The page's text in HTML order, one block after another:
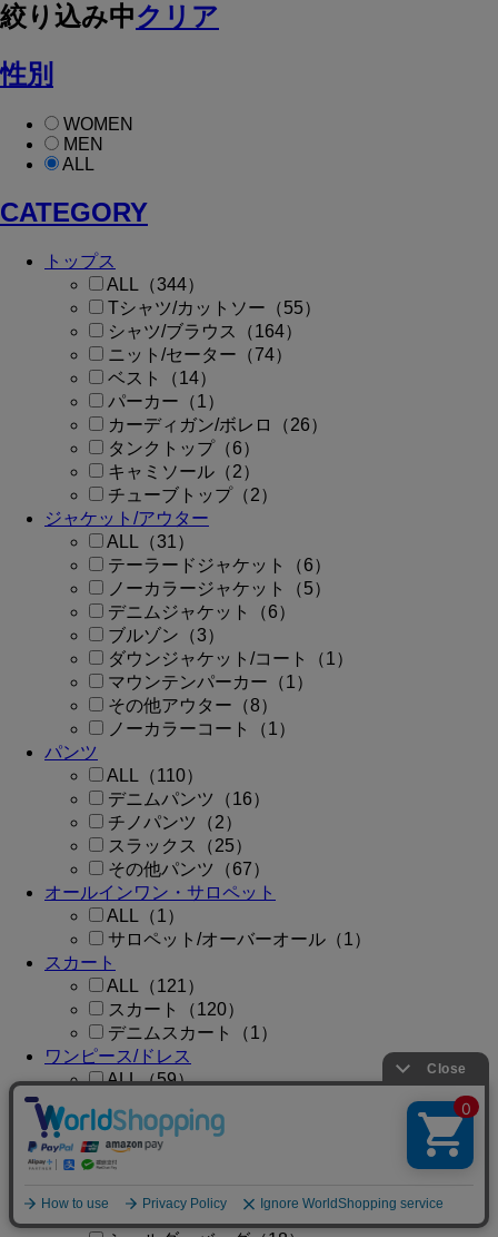
絞り込み中クリア
性別
WOMEN
MEN
ALL
CATEGORY
トップス
ALL（344）
Tシャツ/カットソー（55）
シャツ/ブラウス（164）
ニット/セーター（74）
ベスト（14）
パーカー（1）
カーディガン/ボレロ（26）
タンクトップ（6）
キャミソール（2）
チューブトップ（2）
ジャケット/アウター
ALL（31）
テーラードジャケット（6）
ノーカラージャケット（5）
デニムジャケット（6）
ブルゾン（3）
ダウンジャケット/コート（1）
マウンテンパーカー（1）
その他アウター（8）
ノーカラーコート（1）
パンツ
ALL（110）
デニムパンツ（16）
チノパンツ（2）
スラックス（25）
その他パンツ（67）
オールインワン・サロペット
ALL（1）
サロペット/オーバーオール（1）
スカート
ALL（121）
スカート（120）
デニムスカート（1）
ワンピース/ドレス
ALL（59）
シャツワンピース（2）
ドレス（3）
ALL（56）